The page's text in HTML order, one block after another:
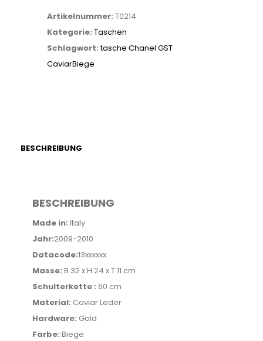
Artikelnummer: T0214
Kategorie: Taschen
Schlagwort:tasche Chanel GST
CaviarBiege
BESCHREIBUNG
BESCHREIBUNG
Made in: Italy
Jahr:2009-2010
Datacode:13xxxxxx
Masse: B 32 x H 24 x T 11 cm
Schulterkette : 60 cm
Material: Caviar Leder
Hardware: Gold
Farbe: Biege